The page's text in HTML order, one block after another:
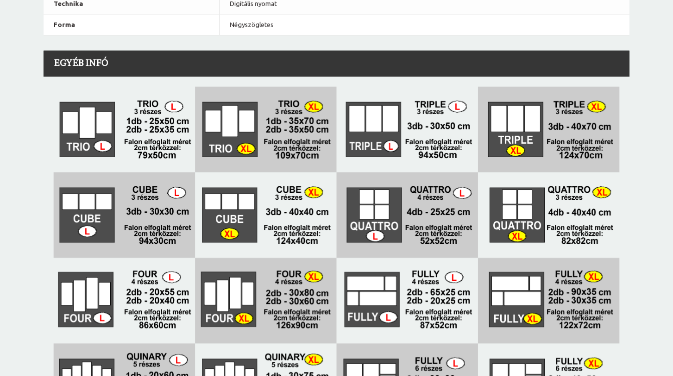
Technika Digitális nyomat
Forma Négyszögletes
EGYÉB INFÓ